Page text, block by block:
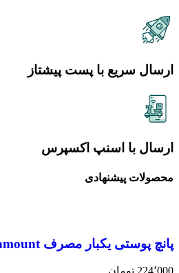
ارسال سریع با پست پیشتاز
ارسال با اسنپ اکسپرس
محصولات پیشنهادی
پانچ پوستی یکبار مصرف 5m 5-PUNCH Paramount